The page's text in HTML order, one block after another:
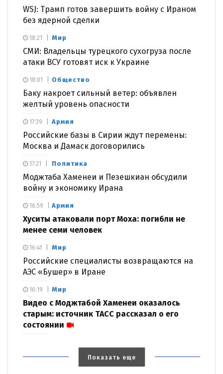
WSJ: Трамп готов завершить войну с Ираном
без ядерной сделки
Мир
СМИ: Владельцы турецкого сухогруза после
атаки ВСУ готовят иск к Украине
18:21
Общество
Баку накроет сильный ветер: объявлен
желтый уровень опасности
18:01
Армия
Российские базы в Сирии ждут перемены:
Москва и Дамаск договорились
17:39
Политика
Моджтаба Хаменеи и Пезешкиан обсудили
войну и экономику Ирана
17:21
Армия
Хуситы атаковали порт Моха: погибли не
менее семи человек
16:59
Мир
Российские специалисты возвращаются на
АЭС «Бушер» в Иране
16:41
Мир
Видео с Моджтабой Хаменеи оказалось
старым: источник ТАСС рассказал о его
состоянии
16:19
Показать еще